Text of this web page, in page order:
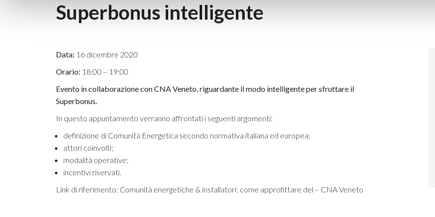
Superbonus intelligente
Data: 16 dicembre 2020
Orario: 18:00 – 19:00
Evento in collaborazione con CNA Veneto, riguardante il modo intelligente per sfruttare il
Superbonus.
In questo appuntamento verranno affrontati i seguenti argomenti:
definizione di Comunità Energetica secondo normativa italiana ed europea;
attori coinvolti;
modalità operative;
incentivi riservati.
Link di riferimento: Comunità energetiche & installatori: come approfittare del – CNA Veneto